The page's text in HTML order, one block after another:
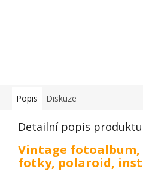
Popis Diskuze
Detailní popis produktu
Vintage fotoalbum,
fotky, polaroid,